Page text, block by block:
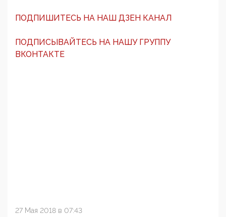
ПОДПИШИТЕСЬ НА НАШ ДЗЕН КАНАЛ
ПОДПИСЫВАЙТЕСЬ НА НАШУ ГРУППУ
ВКОНТАКТЕ
27 Мая 2018 в 07:43